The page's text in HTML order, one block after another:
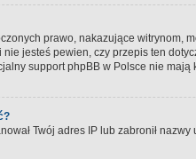
prawo, nakazujące witrynom,
jesteś pewien, czy przepis ten
support phpBB w Polsce nie
Twój adres IP lub zabronił